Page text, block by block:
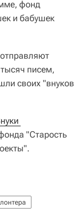
фонд
и бабушек
писем,
своих "внуков
"Старость